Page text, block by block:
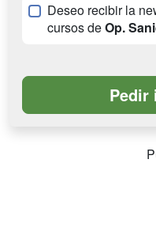
Deseo recibir la
cursos deOp.